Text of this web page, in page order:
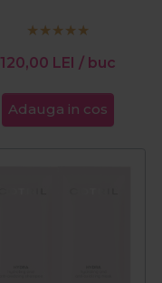
120,00 LEI / buc
Adauga in cos